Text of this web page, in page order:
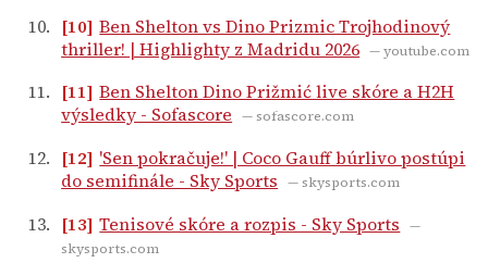
[10] Ben Shelton vs Dino Prizmic Trojhodinový
thriller! | Highlighty z Madridu 2026 — youtube.com
[11] Ben Shelton Dino Prižmić live skóre a H2H
výsledky - Sofascore — sofascore.com
[12] 'Sen pokračuje!' | Coco Gauff búrlivo postúpi
do semifinále - Sky Sports — skysports.com
[13] Tenisové skóre a rozpis - Sky Sports
—
skysports.com